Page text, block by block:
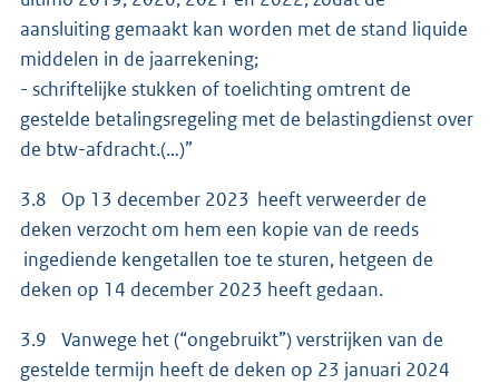
aansluiting gemaakt kan worden met de stand liquide
middelen in de jaarrekening;
- schriftelijke stukken of toelichting omtrent de
gestelde betalingsregeling met de belastingdienst over
de btw-afdracht.(…)”
3.8 Op 13 december 2023 heeft verweerder de
deken verzocht om hem een kopie van de reeds
ingediende kengetallen toe te sturen, hetgeen de
deken op 14 december 2023 heeft gedaan.
3.9 Vanwege het (“ongebruikt”) verstrijken van de
gestelde termijn heeft de deken op 23 januari 2024